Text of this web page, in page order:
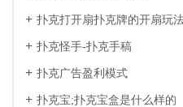
扑克打开扇扑克牌的开扇玩
扑克怪手-扑克手稿
扑克广告盈利模式
扑克宝;扑克宝盒是什么样的